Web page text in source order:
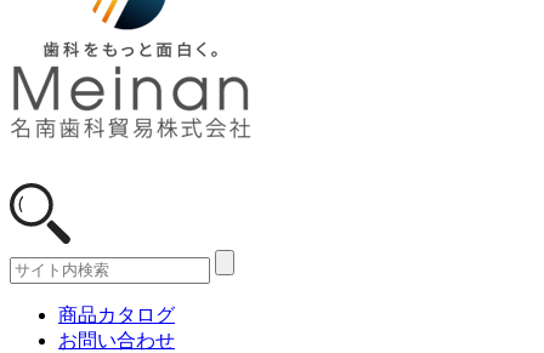
商品カタログ
お問い合わせ